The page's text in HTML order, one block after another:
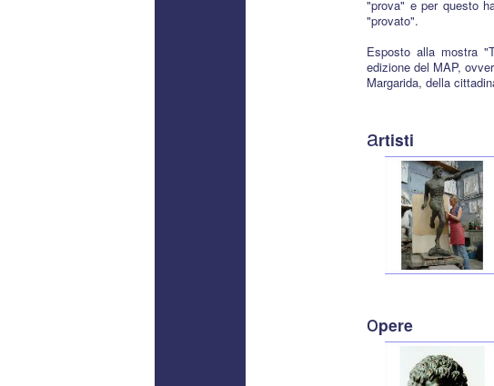
"prova" e per questo
"provato".
Esposto alla mostra
edizione del MAP,
Margarida, della
artisti
opere